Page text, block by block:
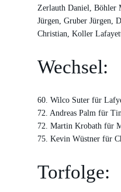
Zerlauth Daniel, Böhler
Jürgen, Gruber Jürgen,
Christian, Koller
Wechsel:
60. Wilco Suter für
72. Andreas Palm für
72. Martin Krobath für
75. Kevin Wüstner für
Torfolge: